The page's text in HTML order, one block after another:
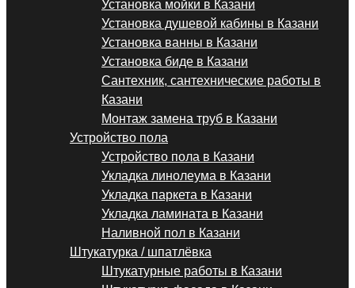
Установка мойки в Казани
Установка душевой кабины в Казани
Установка ванны в Казани
Установка биде в Казани
Сантехник, сантехнические работы в
Казани
Монтаж замена труб в Казани
Устройство пола
Устройство пола в Казани
Укладка линолеума в Казани
Укладка паркета в Казани
Укладка ламината в Казани
Наливной пол в Казани
Штукатурка / шпатлёвка
Штукатурные работы в Казани